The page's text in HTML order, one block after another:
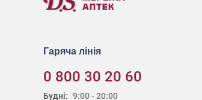
Гаряча лінія
0 800 30 20 60
Будні: 9:00 - 20:00